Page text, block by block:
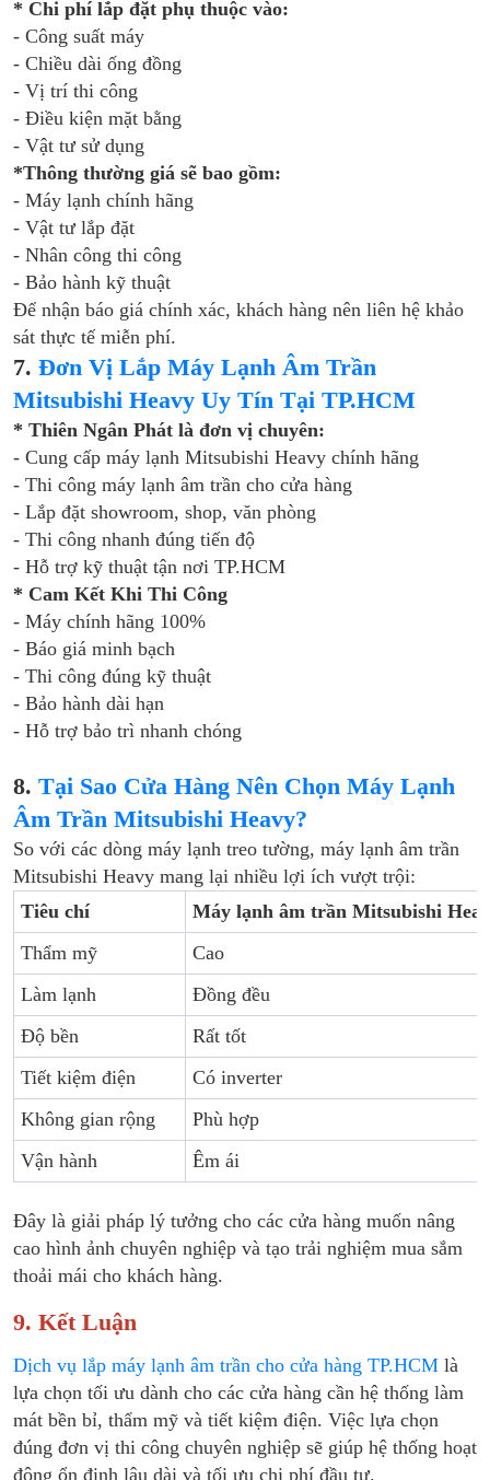
* Chi phí lắp đặt phụ thuộc vào:
- Công suất máy
- Chiều dài ống đồng
- Vị trí thi công
- Điều kiện mặt bằng
- Vật tư sử dụng
*Thông thường giá sẽ bao gồm:
- Máy lạnh chính hãng
- Vật tư lắp đặt
- Nhân công thi công
- Bảo hành kỹ thuật
Để nhận báo giá chính xác, khách hàng nên liên hệ khảo
sát thực tế miễn phí.
7. Đơn Vị Lắp Máy Lạnh Âm Trần
Mitsubishi Heavy Uy Tín Tại TP.HCM
* Thiên Ngân Phát là đơn vị chuyên:
- Cung cấp máy lạnh Mitsubishi Heavy chính hãng
- Thi công máy lạnh âm trần cho cửa hàng
- Lắp đặt showroom, shop, văn phòng
- Thi công nhanh đúng tiến độ
- Hỗ trợ kỹ thuật tận nơi TP.HCM
* Cam Kết Khi Thi Công
- Máy chính hãng 100%
- Báo giá minh bạch
- Thi công đúng kỹ thuật
- Bảo hành dài hạn
- Hỗ trợ bảo trì nhanh chóng
8. Tại Sao Cửa Hàng Nên Chọn Máy Lạnh
Âm Trần Mitsubishi Heavy?
So với các dòng máy lạnh treo tường, máy lạnh âm trần
Mitsubishi Heavy mang lại nhiều lợi ích vượt trội:
Tiêu chí
Máy lạnh âm trần Mitsubishi
Thẩm mỹ
Cao
Làm lạnh
Đồng đều
Độ bền
Rất tốt
Tiết kiệm điện
Có inverter
Không gian rộng
Phù hợp
Vận hành
Êm ái
Đây là giải pháp lý tưởng cho các cửa hàng muốn nâng
cao hình ảnh chuyên nghiệp và tạo trải nghiệm mua sắm
thoải mái cho khách hàng.
9. Kết Luận
Dịch vụ lắp máy lạnh âm trần cho cửa hàng TP.HCM là
lựa chọn tối ưu dành cho các cửa hàng cần hệ thống làm
mát bền bỉ, thẩm mỹ và tiết kiệm điện. Việc lựa chọn
đúng đơn vị thi công chuyên nghiệp sẽ giúp hệ thống hoạt
động ổn định lâu dài và tối ưu chi phí đầu tư.